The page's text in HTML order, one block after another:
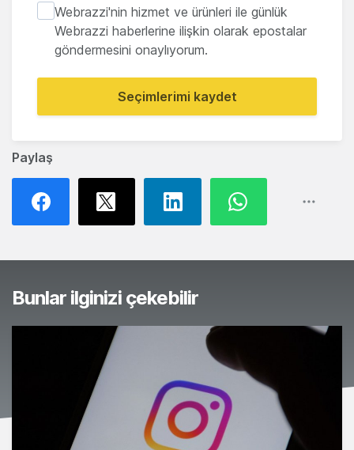
Paylaş
Webrazzi'nin hizmet ve ürünleri ile günlük
Webrazzi haberlerine ilişkin olarak epostalar
göndermesini onaylıyorum.
Seçimlerimi kaydet
Bunlar ilginizi çekebilir